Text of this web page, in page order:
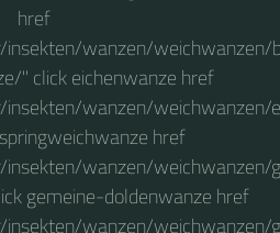
href
insekten/wanzen/
" click eichenwanze href
wanzen/weichwanzen/
href
wanzen/weichwanzen/
gemeine-doldenwanze href
wanzen/weichwanzen/